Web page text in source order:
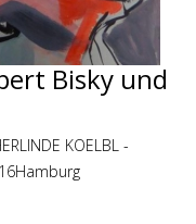
Bisky und
KOELBL -